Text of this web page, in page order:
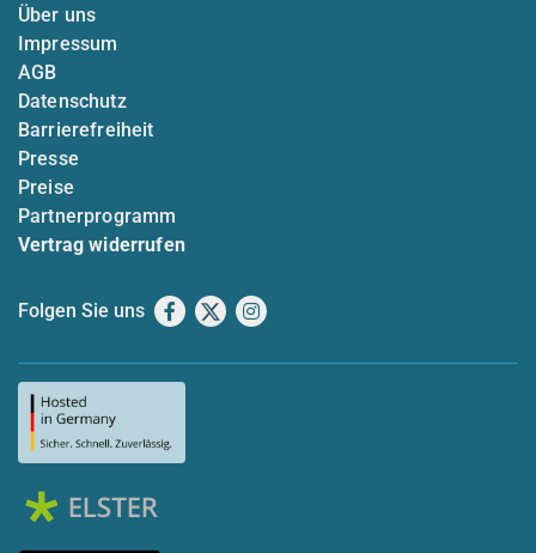
Über uns
Impressum
AGB
Datenschutz
Barrierefreiheit
Presse
Preise
Partnerprogramm
Vertrag widerrufen
Folgen Sie uns Facebook
X Instagram